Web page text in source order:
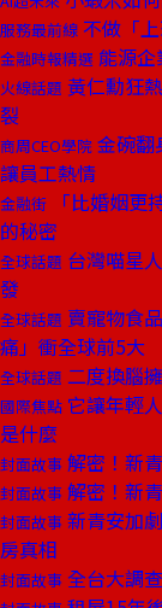
服務最前線 不做「
金融時報精選 能源
火線話題 黃仁勳狂
裂
商周CEO學院 金碗翻
讓員工熱情
金融街
「比婚姻更
的秘密
全球話題 台灣喵星
發
全球話題 賣寵物食
痛」衝全球前5大
全球話題 二度換腦
國際焦點 它讓年輕
是什麼
封面故事 解密！新
封面故事 解密！新
封面故事 新青安加
房真相
封面故事 全台大調